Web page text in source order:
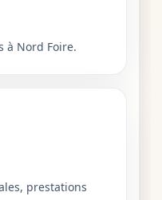
à Nord Foire.
prestations